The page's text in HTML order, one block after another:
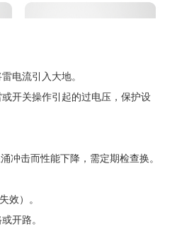
电流引入大地。
开关操作引起的过电压，保护设
冲击而性能下降，需定期检查换。
效）。
开路。